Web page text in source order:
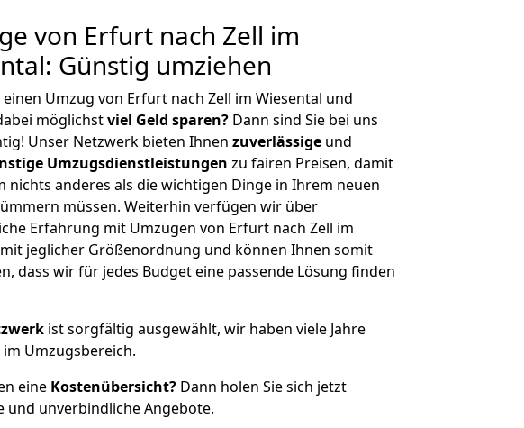
von Erfurt nach Zell im
Günstig umziehen
einen Umzug von Erfurt nach Zell im Wiesental und
möglichstviel Geld sparen? Dann sind Sie bei uns
Unser Netzwerk bieten Ihnen zuverlässige und
Umzugsdienstleistungen zu fairen Preisen, damit
nichts anderes als die wichtigen Dinge in Ihrem neuen
müssen. Weiterhin verfügen wir über
Erfahrung mit Umzügen von Erfurt nach Zell im
jeglicher Größenordnung und können Ihnen somit
dass wir für jedes Budget eine passende Lösung finden
ist sorgfältig ausgewählt, wir haben viele Jahre
Umzugsbereich.
eine Kostenübersicht? Dann holen Sie sich jetzt
und unverbindliche Angebote.